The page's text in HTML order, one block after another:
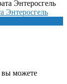
Энтеросгель
вы можете